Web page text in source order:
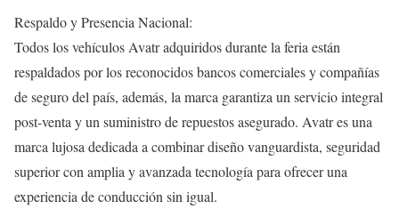
Respaldo y Presencia Nacional:
Todos los vehículos Avatr adquiridos durante la feria están
respaldados por los reconocidos bancos comerciales y compañías
de seguro del país, además, la marca garantiza un servicio integral
post-venta y un suministro de repuestos asegurado. Avatr es una
marca lujosa dedicada a combinar diseño vanguardista, seguridad
superior con amplia y avanzada tecnología para ofrecer una
experiencia de conducción sin igual.